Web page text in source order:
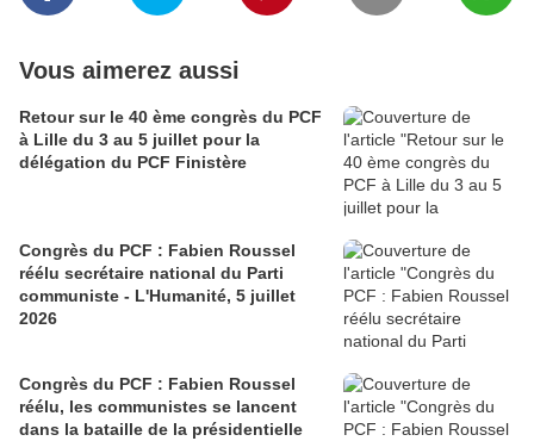
Vous aimerez aussi
Retour sur le 40 ème congrès du PCF
à Lille du 3 au 5 juillet pour la
délégation du PCF Finistère
Congrès du PCF : Fabien Roussel
réélu secrétaire national du Parti
communiste - L'Humanité, 5 juillet
2026
Congrès du PCF : Fabien Roussel
réélu, les communistes se lancent
dans la bataille de la présidentielle